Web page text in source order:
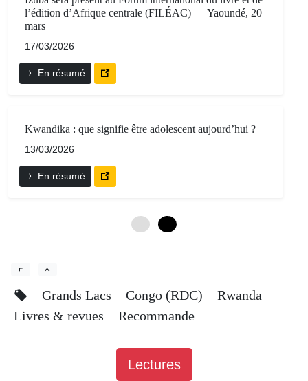
l’édition d’Afrique centrale (FILÉAC) — Yaoundé, 20
mars
17/03/2026
En résumé
Kwandika : que signifie être adolescent aujourd’hui ?
13/03/2026
En résumé
Grands Lacs Congo (RDC)
Rwanda
Livres & revues
Recommande
Lectures